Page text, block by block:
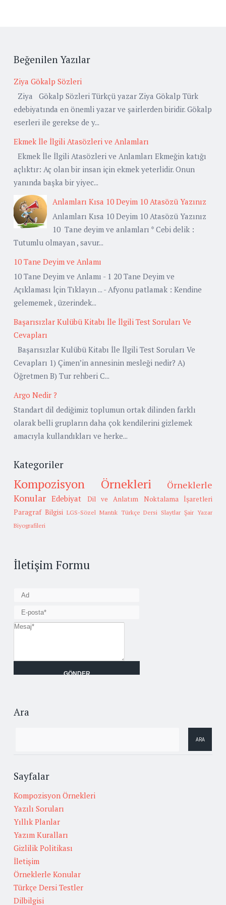
Beğenilen Yazılar
Ziya Gökalp Sözleri
Ziya Gökalp Sözleri Türkçü yazar Ziya Gökalp Türk
edebiyatında en önemli yazar ve şairlerden biridir. Gökalp
eserleri ile gerekse de y...
Ekmek İle İlgili Atasözleri ve Anlamları
Ekmek İle İlgili Atasözleri ve Anlamları Ekmeğin katığı
açlıktır: Aç olan bir insan için ekmek yeterlidir. Onun
yanında başka bir yiyec...
Anlamları Kısa 10 Deyim 10 Atasözü Yazınız
Anlamları Kısa 10 Deyim 10 Atasözü Yazınız
10 Tane deyim ve anlamları * Cebi delik :
Tutumlu olmayan , savur...
10 Tane Deyim ve Anlamı
10 Tane Deyim ve Anlamı - 1 20 Tane Deyim ve
Açıklaması İçin Tıklayın ... - Afyonu patlamak : Kendine
gelememek , üzerindek...
Başarısızlar Kulübü Kitabı İle İlgili Test Soruları Ve
Cevapları
Başarısızlar Kulübü Kitabı İle İlgili Test Soruları Ve
Cevapları 1) Çimen’in annesinin mesleği nedir? A)
Öğretmen B) Tur rehberi C...
Argo Nedir ?
Standart dil dediğimiz toplumun ortak dilinden farklı
olarak belli grupların daha çok kendilerini gizlemek
amacıyla kullandıkları ve herke...
Kategoriler
Kompozisyon Örnekleri
Örneklerle
Konular Edebiyat Dil ve Anlatım
Noktalama İşaretleri
Paragraf Bilgisi LGS-Sözel Mantık Türkçe Dersi Slaytlar Şair Yazar
Biyografileri
İletişim Formu
Ara
Sayfalar
Kompozisyon Örnekleri
Yazılı Soruları
Yıllık Planlar
Yazım Kuralları
Gizlilik Politikası
İletişim
Örneklerle Konular
Türkçe Dersi Testler
Dilbilgisi